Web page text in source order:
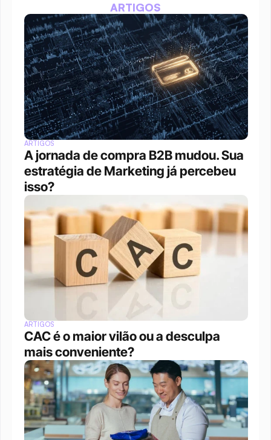
ARTIGOS
ARTIGOS
A jornada de compra B2B mudou. Sua
estratégia de Marketing já percebeu
isso?
ARTIGOS
CAC é o maior vilão ou a desculpa
mais conveniente?